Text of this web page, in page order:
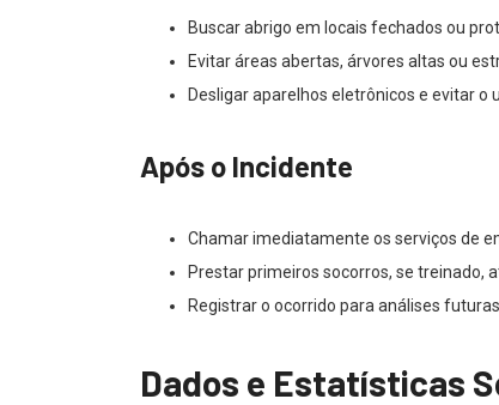
Buscar abrigo em locais fechados ou
Evitar áreas abertas, árvores altas ou
Desligar aparelhos eletrônicos e evitar o
Após o Incidente
Chamar imediatamente os serviços de
Prestar primeiros socorros, se treinado,
Registrar o ocorrido para análises
Dados e Estatísticas